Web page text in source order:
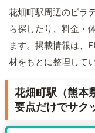
花畑町駅周辺のピラ
ら探したり、料金・
ます。掲載情報は、
材をもとに整理してい
花畑町駅（熊本
要点だけでサク